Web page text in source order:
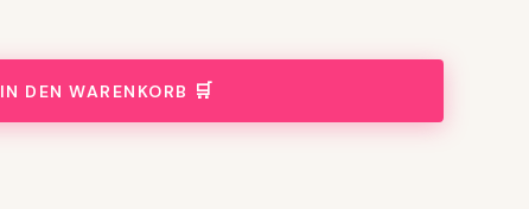
IN DEN WARENKORB